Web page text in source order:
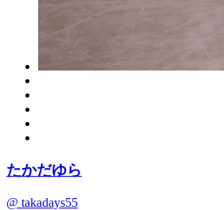
たかだゆら
@ takadays55